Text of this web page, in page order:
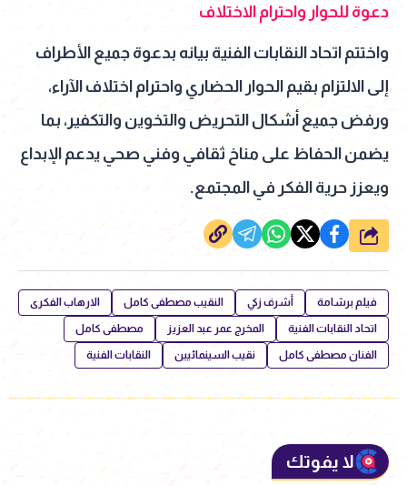
دعوة للحوار واحترام الاختلاف
واختتم اتحاد النقابات الفنية بيانه بدعوة جميع الأطراف
إلى الالتزام بقيم الحوار الحضاري واحترام اختلاف الآراء،
ورفض جميع أشكال التحريض والتخوين والتكفير، بما
يضمن الحفاظ على مناخ ثقافي وفني صحي يدعم الإبداع
ويعزز حرية الفكر في المجتمع.
شارك
فيلم برشامة أشرف زكي النقيب مصطفى كامل الارهاب الفكرى
اتحاد النقابات الفنية المخرج عمر عبد العزيز مصطفى كامل
الفنان مصطفى كامل نقيب السينمائيين النقابات الفنية
لا يفوتك